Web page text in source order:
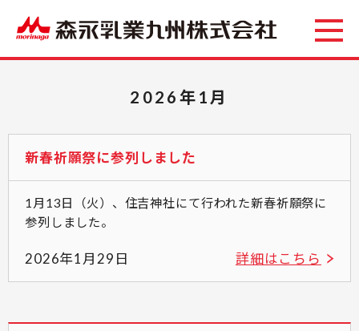
2026年1月
新春祈願祭に参列しました
1月13日（火）、住吉神社にて行われた新春祈願祭に
参列しました。
2026年1月29日 詳細はこちら